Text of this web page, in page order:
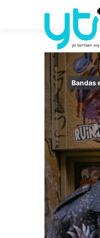
Bandas